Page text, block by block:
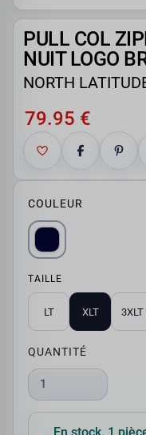
PULL COL
NUIT LOGO
NORTH
79.95 €
COULEUR
TAILLE
LT XLT 3XLT
QUANTITÉ
1